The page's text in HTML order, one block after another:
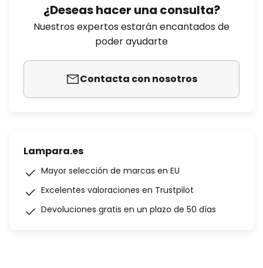
¿Deseas hacer una consulta?
Nuestros expertos estarán encantados de
poder ayudarte
Contacta con nosotros
Lampara.es
Mayor selección de marcas en EU
Excelentes valoraciones en Trustpilot
Devoluciones gratis en un plazo de 50 días